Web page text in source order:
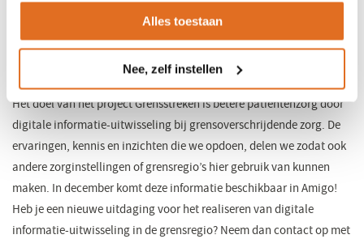
Alles toestaan
Nee, zelf instellen
Enschede – Kreis Borken over een snelle en volledigere
Project Grensstreken
Het doel van het project Grensstreken is betere patiëntenzorg door
digitale informatie-uitwisseling bij grensoverschrijdende zorg. De
ervaringen, kennis en inzichten die we opdoen, delen we zodat ook
andere zorginstellingen of grensregio’s hier gebruik van kunnen
maken. In december komt deze informatie beschikbaar in Amigo!
Heb je een nieuwe uitdaging voor het realiseren van digitale
informatie-uitwisseling in de grensregio? Neem dan contact op met